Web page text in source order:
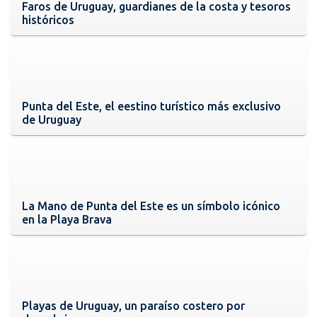
Faros de Uruguay, guardianes de la costa y tesoros
históricos
Punta del Este, el eestino turístico más exclusivo
de Uruguay
La Mano de Punta del Este es un símbolo icónico
en la Playa Brava
Playas de Uruguay, un paraíso costero por